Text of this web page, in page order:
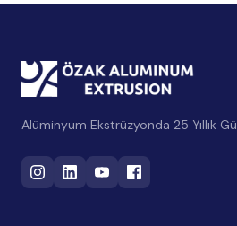
Alüminyum Ekstrüzyonda 25 Yıllık